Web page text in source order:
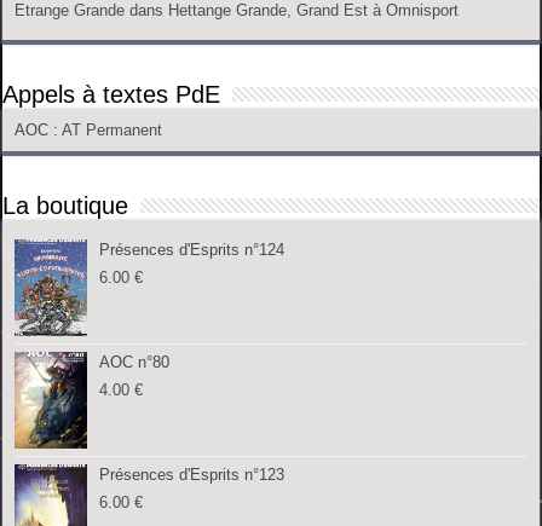
Etrange Grande dans Hettange Grande, Grand Est à Omnisport
Appels à textes PdE
AOC : AT Permanent
La boutique
Présences d'Esprits n°124
6.00€
AOC n°80
4.00€
Présences d'Esprits n°123
6.00€